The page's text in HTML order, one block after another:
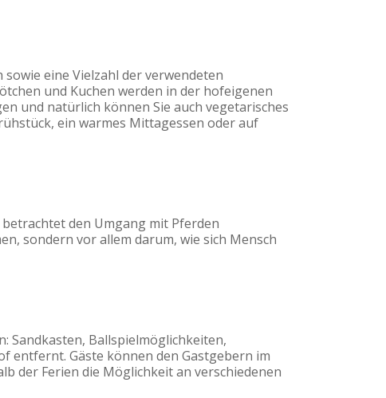
eine Vielzahl der verwendeten
und Kuchen werden in der hofeigenen
und natürlich können Sie auch vegetarisches
ein warmes Mittagessen oder auf
den Umgang mit Pferden
sondern vor allem darum, wie sich Mensch
Sandkasten, Ballspielmöglichkeiten,
entfernt. Gäste können den Gastgebern im
der Ferien die Möglichkeit an verschiedenen